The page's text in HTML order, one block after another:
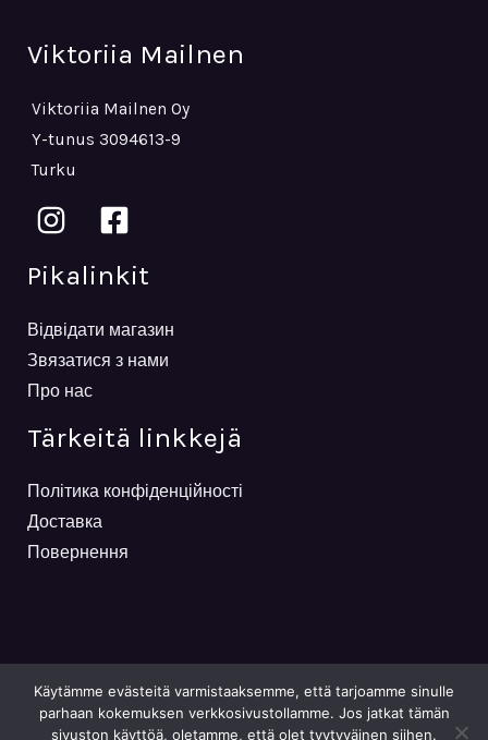
Viktoriia Mailnen
Viktoriia Mailnen Oy
Y-tunus 3094613-9
Turku
Pikalinkit
Відвідати магазин
Звязатися з нами
Про нас
Tärkeitä linkkejä
Політика конфіденційності
Доставка
Повернення
Käytämme evästeitä varmistaaksemme, että tarjoamme sinulle
parhaan kokemuksen verkkosivustollamme. Jos jatkat tämän
sivuston käyttöä, oletamme, että olet tyytyväinen siihen.